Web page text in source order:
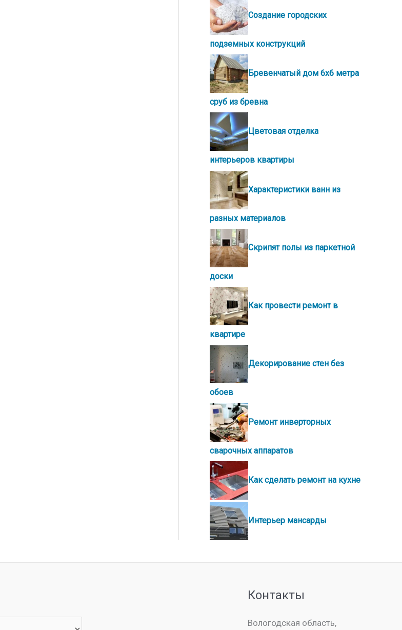
Создание городских
подземных конструкций
Бревенчатый дом 6х6 метра
сруб из бревна
Цветовая отделка
интерьеров квартиры
Характеристики ванн из
разных материалов
Скрипят полы из паркетной
доски
Как провести ремонт в
квартире
Декорирование стен без
обоев
Ремонт инверторных
сварочных аппаратов
Как сделать ремонт на кухне
Интерьер мансарды
Контакты
Вологодская область,